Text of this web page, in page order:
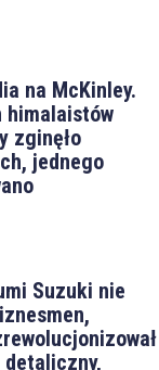
na McKinley.
himalaistów
zginęło
jednego
Suzuki nie
detaliczny,